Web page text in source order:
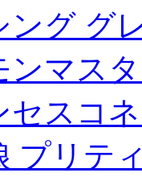
ング グ
ンマス
セスコ
プリテ